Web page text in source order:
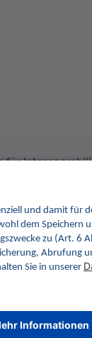
für